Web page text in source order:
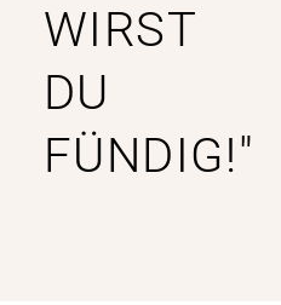
WIRST
DU
FÜNDIG!"